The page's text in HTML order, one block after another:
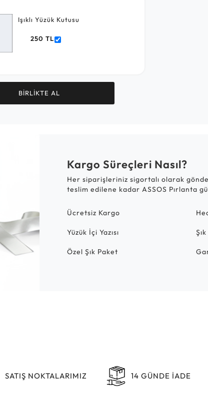
Işıklı Yüzük Kutusu
250 TL
BİRLİKTE AL
Kargo Süreçleri Nasıl?
Her siparişleriniz sigortalı olarak
teslim edilene kadar ASSOS Pırlanta
Ücretsiz Kargo
Yüzük İçi Yazısı
Özel Şık Paket
SATIŞ NOKTALARIMIZ 14 GÜNDE İADE